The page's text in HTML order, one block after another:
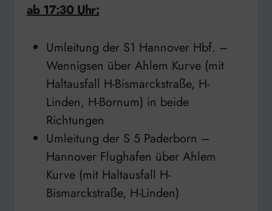
ab 17:30 Uhr:
Umleitung der S1 Hannover Hbf. –
Wennigsen über Ahlem Kurve (mit
Haltausfall H-Bismarckstraße, H-
Linden, H-Bornum) in beide
Richtungen
Umleitung der S 5 Paderborn –
Hannover Flughafen über Ahlem
Kurve (mit Haltausfall H-
Bismarckstraße, H-Linden)